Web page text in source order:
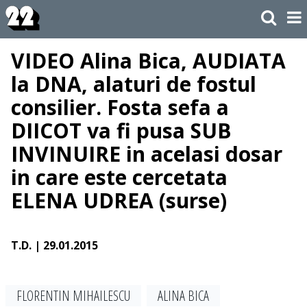
VIDEO Alina Bica, AUDIATA
la DNA, alaturi de fostul
consilier. Fosta sefa a
DIICOT va fi pusa SUB
INVINUIRE in acelasi dosar
in care este cercetata
ELENA UDREA (surse)
T.D. | 29.01.2015
FLORENTIN MIHAILESCU
ALINA BICA